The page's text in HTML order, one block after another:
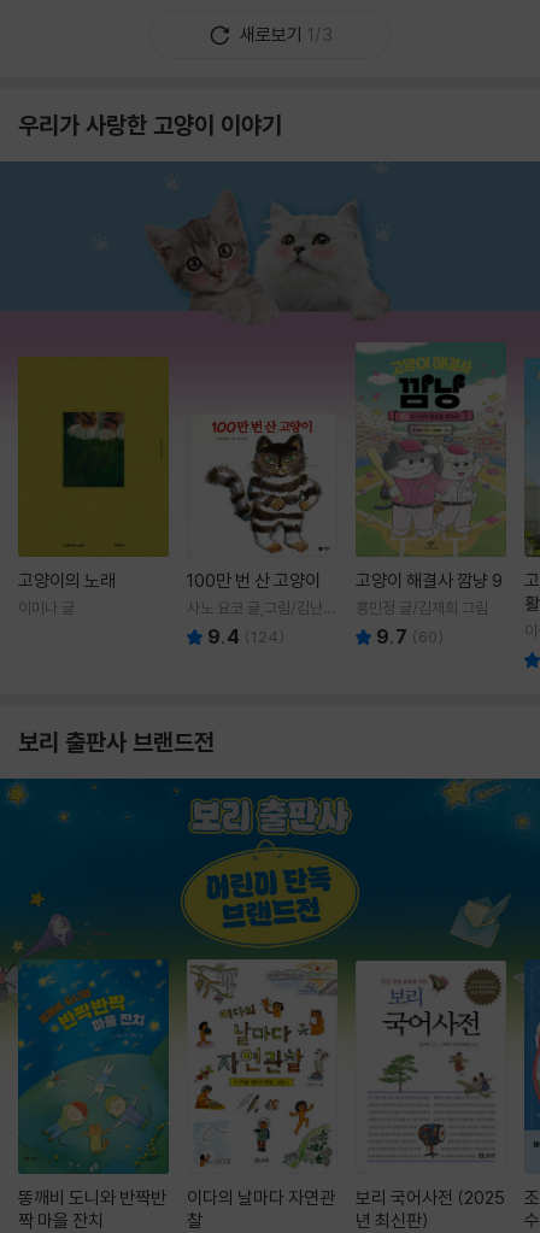
새로보기 1/3
우리가 사랑한 고양이 이야기
고양이의 노래
이미나 글
100만 번 산 고양이
사노 요코 글,그림/김난주
역 9.4 (124)
고양이 해결사 깜냥 9
홍민정 글/김재희 그림
9.7 (60)
보리 출판사 브랜드전
똥깨비 도니와 반짝반
짝 마을 잔치
이다의 날마다 자연관
찰
보리 국어사전 (2025
년 최신판)